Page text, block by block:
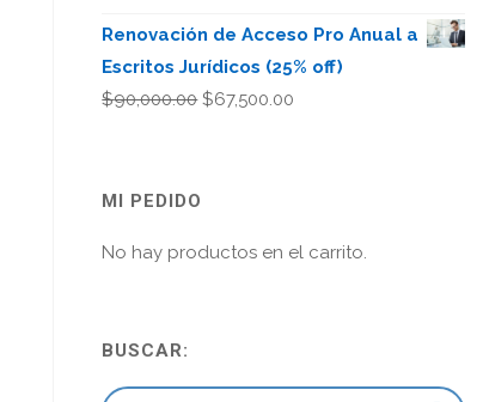
Renovación de Acceso Pro Anual a
Escritos Jurídicos (25% off)
$90,000.00 El
$67,500.00
MI PEDIDO
No hay productos en el carrito.
BUSCAR: